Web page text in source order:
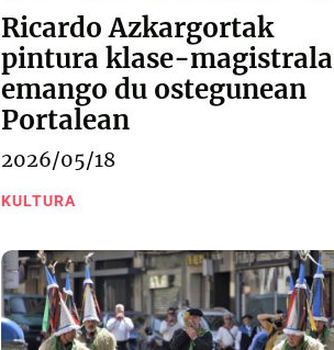
Ricardo Azkargortak
pintura klase-magistrala
emango du ostegunean
Portalean
2026/05/18
KULTURA